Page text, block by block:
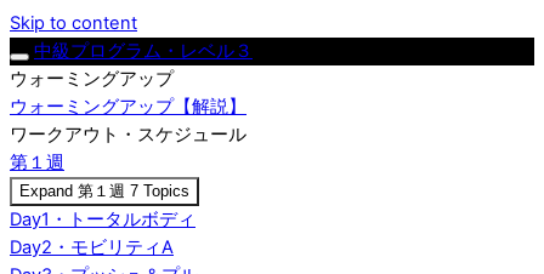
Skip to content
中級プログラム・レベル３
ウォーミングアップ
ウォーミングアップ【解説】
ワークアウト・スケジュール
第１週
Expand 第１週 7 Topics
Day1・トータルボディ
Day2・モビリティA